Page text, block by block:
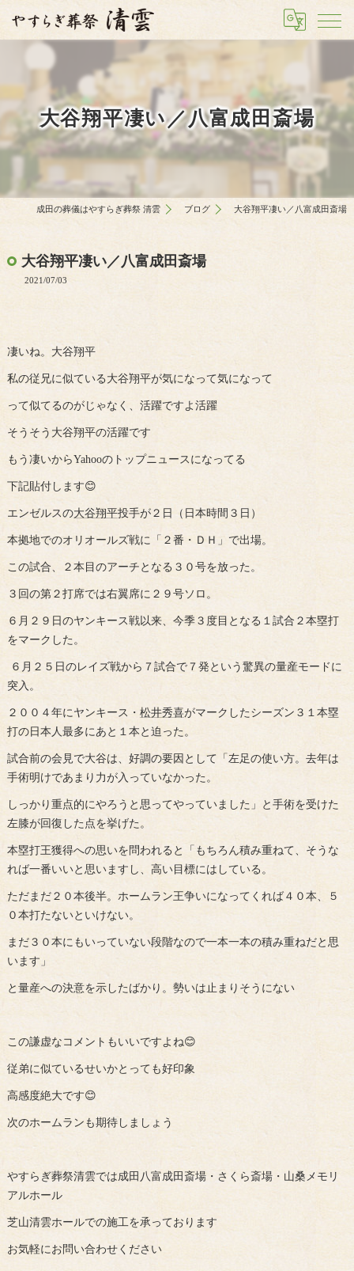
大谷翔平凄い／八富成田斎場
成田の葬儀はやすらぎ葬祭 清雲 ブログ 大谷翔平凄い／八富成田斎場
大谷翔平凄い／八富成田斎場
2021/07/03
凄いね。大谷翔平
私の従兄に似ている大谷翔平が気になって気になって
って似てるのがじゃなく、活躍ですよ活躍
そうそう大谷翔平の活躍です
もう凄いからYahooのトップニュースになってる
下記貼付します😊
エンゼルスの大谷翔平投手が２日（日本時間３日）
本拠地でのオリオールズ戦に「２番・ＤＨ」で出場。
この試合、２本目のアーチとなる３０号を放った。
３回の第２打席では右翼席に２９号ソロ。
６月２９日のヤンキース戦以来、今季３度目となる１試合２本塁打
をマークした。
６月２５日のレイズ戦から７試合で７発という驚異の量産モードに
突入。
２００４年にヤンキース・ 松井秀喜がマークしたシーズン３１本塁
打の日本人最多にあと１本と迫った。
試合前の会見で大谷は、好調の要因として「左足の使い方。去年は
手術明けであまり力が入っていなかった。
しっかり重点的にやろうと思ってやっていました」と手術を受けた
左膝が回復した点を挙げた。
本塁打王獲得への思いを問われると「もちろん積み重ねて、そうな
れば一番いいと思いますし、高い目標にはしている。
ただまだ２０本後半。ホームラン王争いになってくれば４０本、５
０本打たないといけない。
まだ３０本にもいっていない段階なので一本一本の積み重ねだと思
います」
と量産への決意を示したばかり。勢いは止まりそうにない
この謙虚なコメントもいいですよね😊
従弟に似ているせいかとっても好印象
高感度絶大です😊
次のホームランも期待しましょう
やすらぎ葬祭清雲では成田八富成田斎場・さくら斎場・山桑メモリ
アルホール
芝山清雲ホールでの施工を承っております
お気軽にお問い合わせください